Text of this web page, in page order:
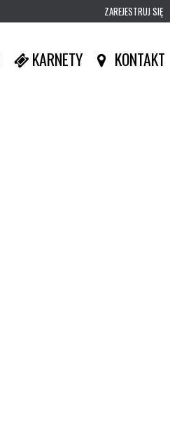
ZAREJESTRUJ SIĘ
KARNETY KONTAKT